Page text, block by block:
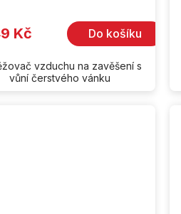
Kč Do košíku
vzduchu na zavěšení s
vůní čerstvého vánku